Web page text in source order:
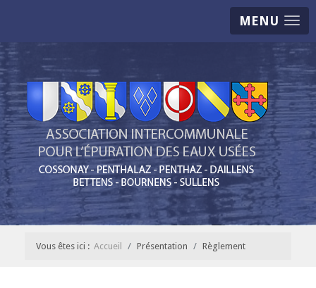
MENU
Vous êtes ici : Accueil Présentation Règlement